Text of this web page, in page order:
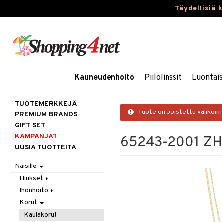
Täydellisiä
Kauneudenhoito Piilolinssit
Tuote on poistettu
65243-2001
TUOTEMERKKEJÄ
PREMIUM BRANDS
GIFT SET
KAMPANJAT
UUSIA TUOTTEITA
Naisille
Hiukset
Gift Set
Harjat / Kammat
Hiuskuurit
Ihonhoito
Aurinkotuotteet
Erikoistuotteet
Korut
Kaulakorut